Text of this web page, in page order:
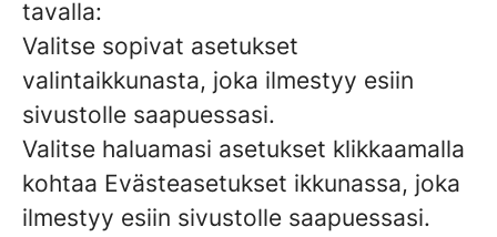
tavalla:
Valitse sopivat asetukset
valintaikkunasta, joka ilmestyy esiin
sivustolle saapuessasi.
Valitse haluamasi asetukset klikkaamalla
kohtaa Evästeasetukset ikkunassa, joka
ilmestyy esiin sivustolle saapuessasi.